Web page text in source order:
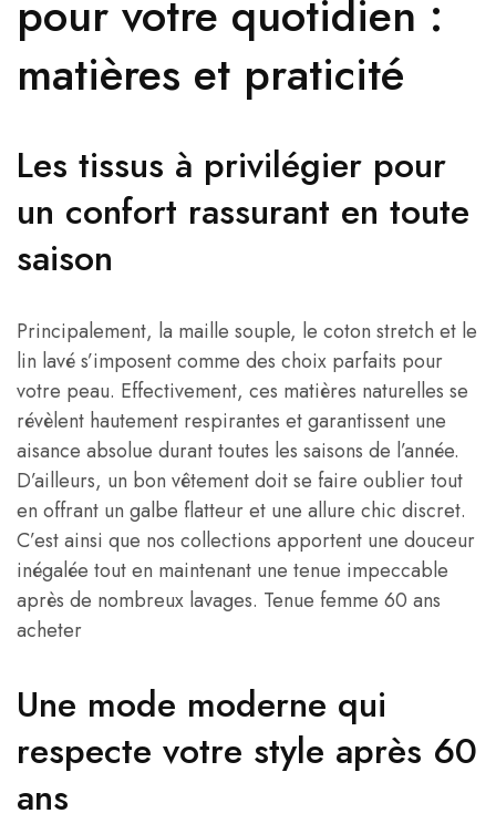
pour votre quotidien :
matières et praticité
Les tissus à privilégier pour
un confort rassurant en toute
saison
Principalement, la maille souple, le coton stretch et le
lin lavé s’imposent comme des choix parfaits pour
votre peau. Effectivement, ces matières naturelles se
révèlent hautement respirantes et garantissent une
aisance absolue durant toutes les saisons de l’année.
D’ailleurs, un bon vêtement doit se faire oublier tout
en offrant un galbe flatteur et une allure chic discret.
C’est ainsi que nos collections apportent une douceur
inégalée tout en maintenant une tenue impeccable
après de nombreux lavages. Tenue femme 60 ans
acheter
Une mode moderne qui
respecte votre style après 60
ans